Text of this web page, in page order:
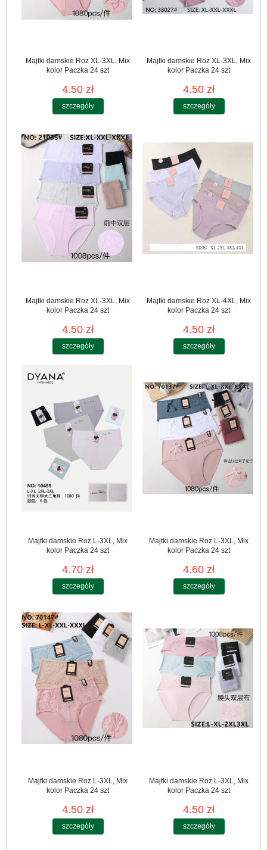
Majtki damskie Roz XL-3XL, Mix
kolor Paczka 24 szt
4.50 zł
szczegóły
Majtki damskie Roz XL-3XL, Mix
kolor Paczka 24 szt
4.50 zł
szczegóły
Majtki damskie Roz XL-3XL, Mix
kolor Paczka 24 szt
4.50 zł
szczegóły
Majtki damskie Roz XL-4XL, Mix
kolor Paczka 24 szt
4.50 zł
szczegóły
Majtki damskie Roz L-3XL, Mix
kolor Paczka 24 szt
4.70 zł
szczegóły
Majtki damskie Roz L-3XL, Mix
kolor Paczka 24 szt
4.60 zł
szczegóły
Majtki damskie Roz L-3XL, Mix
kolor Paczka 24 szt
4.50 zł
szczegóły
Majtki damskie Roz L-3XL, Mix
kolor Paczka 24 szt
4.50 zł
szczegóły